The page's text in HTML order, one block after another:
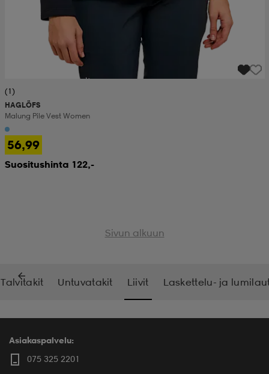
(1)
HAGLÖFS
Malung Pile Vest Women
56,99
Suositushinta 122,-
Sivun alkuun
Talvitakit Untuvatakit Liivit Laskettelu- ja
Asiakaspalvelu:
075 325 2201